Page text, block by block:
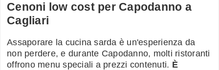
Cenoni low cost per Capodanno a
Cagliari
Assaporare la cucina sarda è un'esperienza da
non perdere, e durante Capodanno, molti ristoranti
offrono menu speciali a prezzi contenuti. È